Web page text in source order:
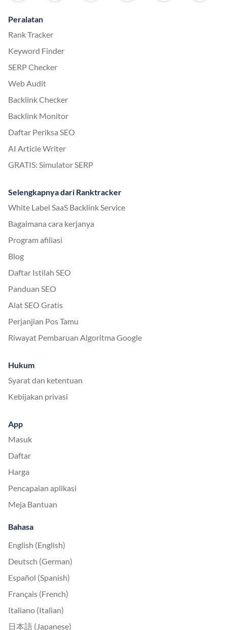
Peralatan
Rank Tracker
Keyword Finder
SERP Checker
Web Audit
Backlink Checker
Backlink Monitor
Daftar Periksa SEO
AI Article Writer
GRATIS: Simulator SERP
Selengkapnya dari Ranktracker
White Label SaaS Backlink Service
Bagaimana cara kerjanya
Program afiliasi
Blog
Daftar Istilah SEO
Panduan SEO
Alat SEO Gratis
Perjanjian Pos Tamu
Riwayat Pembaruan Algoritma Google
Hukum
Syarat dan ketentuan
Kebijakan privasi
App
Masuk
Daftar
Harga
Pencapaian aplikasi
Meja Bantuan
Bahasa
English (English)
Deutsch (German)
Español (Spanish)
Français (French)
Italiano (Italian)
日本語 (Japanese)